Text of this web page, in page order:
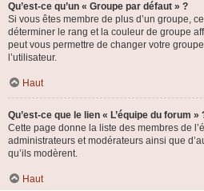
Qu’est-ce qu’un « Groupe par défaut » ?
Si vous êtes membre de plus d’un groupe,
déterminer le rang et la couleur de groupe
peut vous permettre de changer votre
l’utilisateur.
Haut
Qu’est-ce que le lien « L’équipe du forum »
Cette page donne la liste des membres de
administrateurs et modérateurs ainsi que
qu’ils modèrent.
Haut